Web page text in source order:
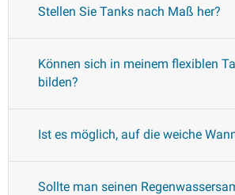
Stellen Sie Tanks nach Maß her?
Können sich in meinem flexiblen
bilden?
Ist es möglich, auf die weiche
Sollte man seinen